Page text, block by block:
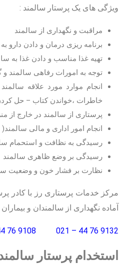
ویژگی های یک پرستار سالمند :
مراقبت و نگهداری از سالمند
برنامه ریزی درمان و دادن دارو به
تهیه غذا مناسب و دادن غذا به
توجه به امورات رفاهی سالمند
انجام موارد مورد علاقه
خاطرات ،خواندن کتاب – حل
پرستاری از سالمند در خارج از
انجام امور اداری و مالی سالمند(
رسیدگی به نظافت و استحمام
رسیدگی بر وضع ظاهری سالمند
نظارت بر فشار خون و وضعیت
مرکز خدمات پرستاری رز با
آماده نگهداری از سالمندان و
9132 76 44 – 021
9108 76 44 – 021
استخدام پرستار